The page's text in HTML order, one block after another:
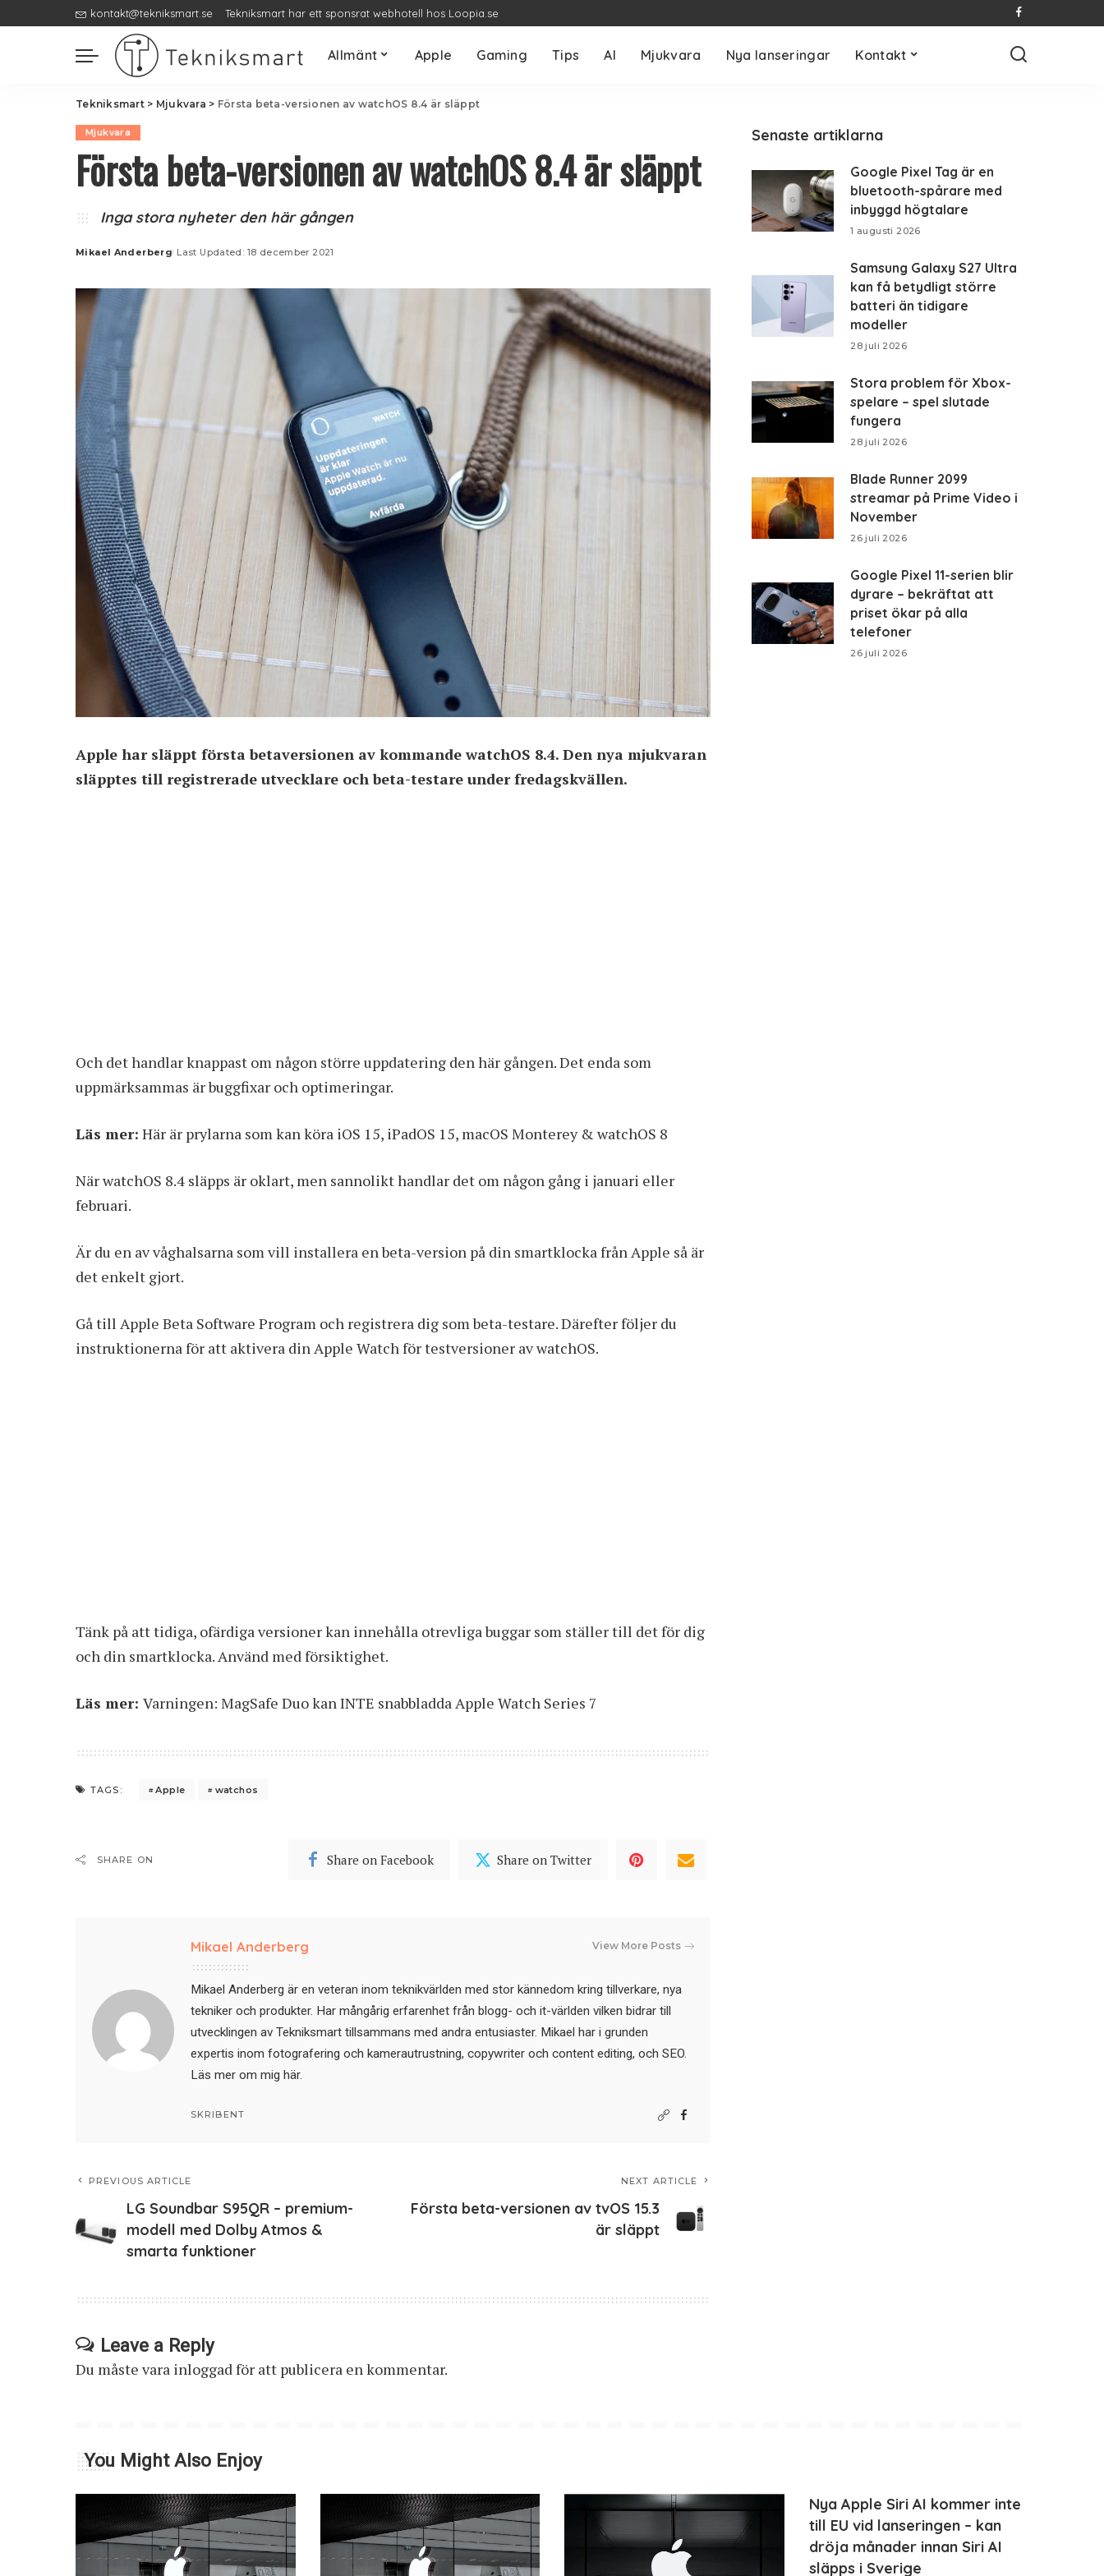
kontakt@tekniksmart.se Tekniksmart har ett sponsrat webhotell hos Loopia.se
Allmänt Apple Gaming Tips AI Mjukvara Nya lanseringar Kontakt
Tekniksmart> Mjukvara > Första beta-versionen av watchOS 8.4 är släppt
Mjukvara
Första beta-versionen av watchOS 8.4 är släppt
Inga stora nyheter den här gången
Posted
Mikael Anderberg Last Updated: 18 december 2021
Apple har släppt första betaversionen av kommande watchOS 8.4. Den nya mjukvaran
släpptes till registrerade utvecklare och beta-testare under fredagskvällen.
Och det handlar knappast om någon större uppdatering den här gången. Det enda som
uppmärksammas är buggfixar och optimeringar.
Läs mer: Här är prylarna som kan köra iOS 15, iPadOS 15, macOS Monterey & watchOS 8
När watchOS 8.4 släpps är oklart, men sannolikt handlar det om någon gång i januari eller
februari.
Är du en av våghalsarna som vill installera en beta-version på din smartklocka från Apple så är
det enkelt gjort.
Gå till Apple Beta Software Program och registrera dig som beta-testare. Därefter följer du
instruktionerna för att aktivera din Apple Watch för testversioner av watchOS.
Tänk på att tidiga, ofärdiga versioner kan innehålla otrevliga buggar som ställer till det för dig
och din smartklocka. Använd med försiktighet.
Läs mer: Varningen: MagSafe Duo kan INTE snabbladda Apple Watch Series 7
TAGS: Apple watchos
SHARE ON Share on Facebook Share on Twitter
Mikael Anderberg View More Posts
Mikael Anderberg är en veteran inom teknikvärlden med stor kännedom kring tillverkare, nya
tekniker och produkter. Har mångårig erfarenhet från blogg- och it-världen vilken bidrar till
utvecklingen av Tekniksmart tillsammans med andra entusiaster. Mikael har i grunden
expertis inom fotografering och kamerautrustning, copywriter och content editing, och SEO.
Läs mer om mig här.
SKRIBENT
PREVIOUS ARTICLE
LG Soundbar S95QR – premium-
modell med Dolby Atmos &
smarta funktioner
NEXT ARTICLE
Första beta-versionen av tvOS 15.3
är släppt
Leave a Reply
Du måste vara inloggadför att publicera en kommentar.
Senaste artiklarna
Google Pixel Tag är en
bluetooth-spårare med
inbyggd högtalare
1 augusti 2026
Samsung Galaxy S27 Ultra
kan få betydligt större
batteri än tidigare
modeller
28 juli 2026
Stora problem för Xbox-
spelare – spel slutade
fungera
28 juli 2026
Blade Runner 2099
streamar på Prime Video i
November
26 juli 2026
Google Pixel 11-serien blir
dyrare – bekräftat att
priset ökar på alla
telefoner
26 juli 2026
You Might Also Enjoy
Nya Apple Siri AI kommer inte
till EU vid lanseringen – kan
dröja månader innan Siri AI
släpps i Sverige